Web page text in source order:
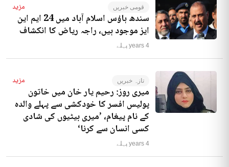
قومی خبریں مزید
سندھ ہاؤس اسلام آباد میں 24 ایم این
ایز موجود ہیں، راجہ ریاض کا انکشاف
4 years پہلے
تازہ خبریں مزید
میری روز: رحیم یار خان میں خاتون
پولیس افسر کا خودکشی سے پہلے والدہ
کے نام پیغام، ’میری بیٹیوں کی شادی
کسی انسان سے کرنا‘
4 years پہلے